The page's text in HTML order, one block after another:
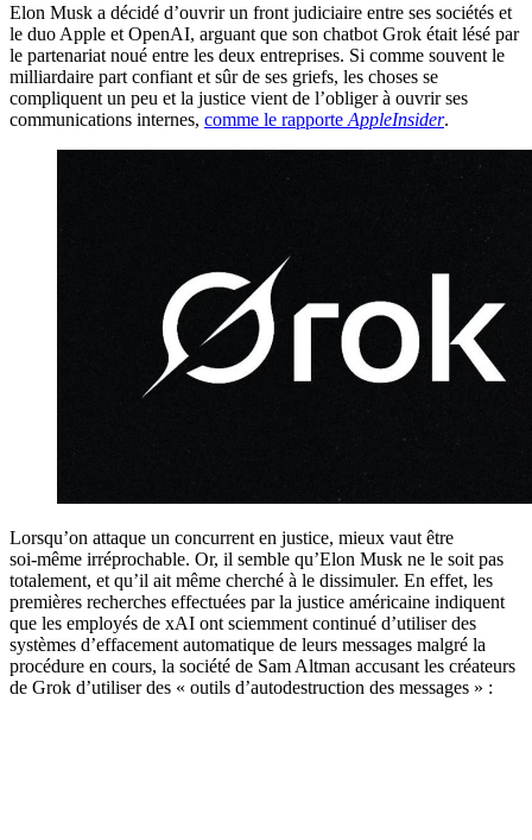
Elon Musk a décidé d’ouvrir un front judiciaire entre ses sociétés et
le duo Apple et OpenAI, arguant que son chatbot Grok était lésé par
le partenariat noué entre les deux entreprises. Si comme souvent le
milliardaire part confiant et sûr de ses griefs, les choses se
compliquent un peu et la justice vient de l’obliger à ouvrir ses
communications internes, comme le rapporte AppleInsider.
Lorsqu’on attaque un concurrent en justice, mieux vaut être
soi‑même irréprochable. Or, il semble qu’Elon Musk ne le soit pas
totalement, et qu’il ait même cherché à le dissimuler. En effet, les
premières recherches effectuées par la justice américaine indiquent
que les employés de xAI ont sciemment continué d’utiliser des
systèmes d’effacement automatique de leurs messages malgré la
procédure en cours, la société de Sam Altman accusant les créateurs
de Grok d’utiliser des « outils d’autodestruction des messages » :